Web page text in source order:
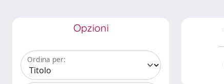
Opzioni
Ordina per: